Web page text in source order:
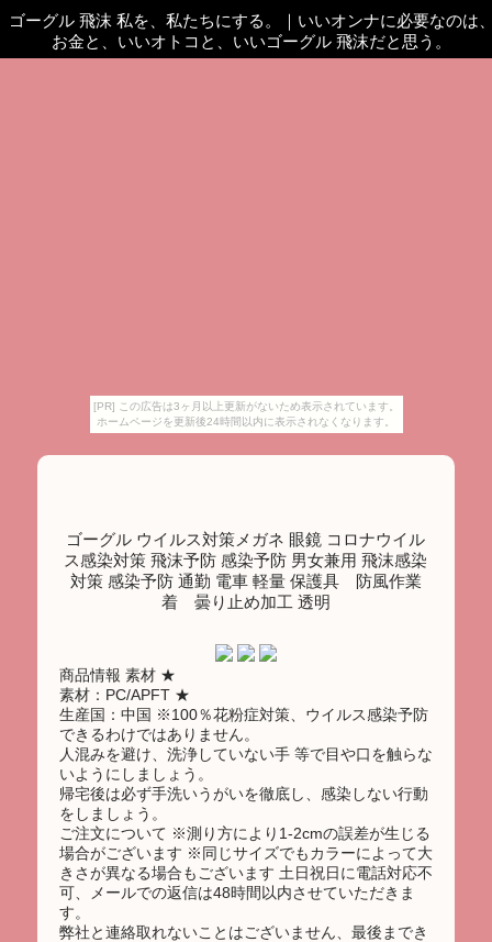
[PR] この広告は3ヶ月以上更新がないため表示されています。
ホームページを更新後24時間以内に表示されなくなります。
ゴーグル 飛沫 私を、私たちにする。 ｜ いいオンナに必要なのは
お金と、いいオトコと、いいゴーグル 飛沫だと思う。
ゴーグル ウイルス対策メガネ 眼鏡 コロナウイル
ス感染対策 飛沫予防 感染予防 男女兼用 飛沫感染
対策 感染予防 通勤 電車 軽量 保護具 防風作業
着 曇り止め加工 透明
商品情報 素材 ★
素材：PC/APFT ★
生産国：中国 ※100％花粉症対策、ウイルス感染予防
できるわけではありません。
人混みを避け、洗浄していない手 等で目や口を触らな
いようにしましょう。
帰宅後は必ず手洗いうがいを徹底し、感染しない行動
をしましょう。
ご注文について ※測り方により1-2cmの誤差が生じる
場合がございます ※同じサイズでもカラーによって大
きさが異なる場合もございます 土日祝日に電話対応不
可、メールでの返信は48時間以内させていただきま
す。
弊社と連絡取れないことはございません、最後までき